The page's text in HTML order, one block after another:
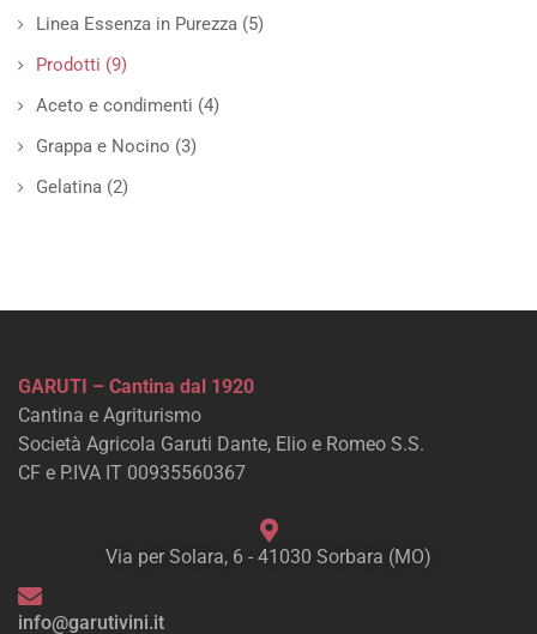
Linea Essenza in Purezza (5)
Prodotti (9)
Aceto e condimenti (4)
Grappa e Nocino (3)
Gelatina (2)
GARUTI – Cantina dal 1920
Cantina e Agriturismo
Società Agricola Garuti Dante, Elio e Romeo S.S.
CF e P.IVA IT 00935560367
Via per Solara, 6 - 41030 Sorbara (MO)
info@garutivini.it